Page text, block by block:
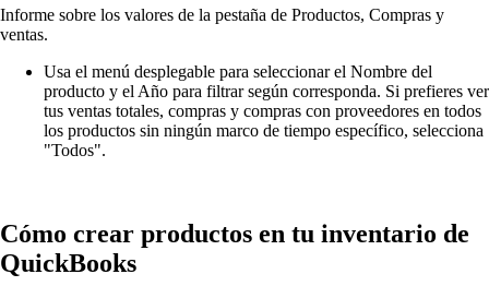
Informe sobre los valores de la pestaña de Productos, Compras y
ventas.
Usa el menú desplegable para seleccionar el Nombre del
producto y el Año para filtrar según corresponda. Si prefieres ver
tus ventas totales, compras y compras con proveedores en todos
los productos sin ningún marco de tiempo específico, selecciona
"Todos".
Cómo crear productos en tu inventario de
QuickBooks